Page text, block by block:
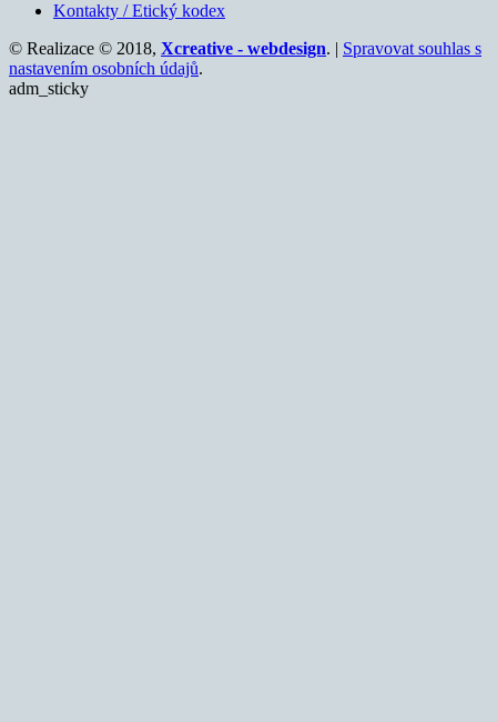
Kontakty / Etický kodex
© Realizace © 2018, Xcreative - webdesign. | Spravovat souhlas s
nastavením osobních údajů.
adm_sticky